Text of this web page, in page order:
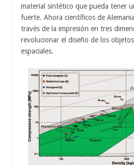
material sintético que pueda tener
fuerte. Ahora científicos de
través de la impresión en tres
revolucionar el diseño de los
espaciales.